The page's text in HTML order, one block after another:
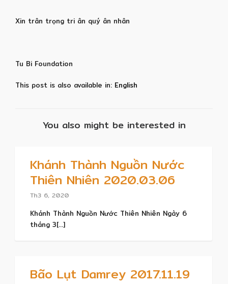
Xin trân trọng tri ân quý ân nhân
Tu Bi Foundation
This post is also available in: English
You also might be interested in
Khánh Thành Nguồn Nước
Thiên Nhiên 2020.03.06
Th3 6, 2020
Khánh Thành Nguồn Nước Thiên Nhiên Ngày 6
tháng 3[...]
Bão Lụt Damrey 2017.11.19